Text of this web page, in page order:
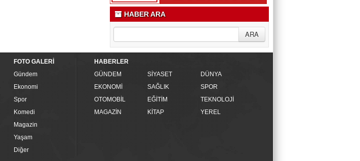
HABER ARA
FOTO GALERİ
Gündem
Ekonomi
Spor
Komedi
Magazin
Yaşam
Diğer
HABERLER
GÜNDEM
SİYASET
DÜNYA
EKONOMİ
SAĞLIK
SPOR
OTOMOBİL
EĞİTİM
TEKNOLOJİ
MAGAZİN
KİTAP YEREL